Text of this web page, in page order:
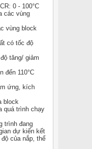
0 - 100°C
các vùng
vùng block
có tốc độ
tăng/ giảm
đến 110°C
ứng, kích
block
quá trình chạy
trình đang
dự kiến kết
của nắp, thể